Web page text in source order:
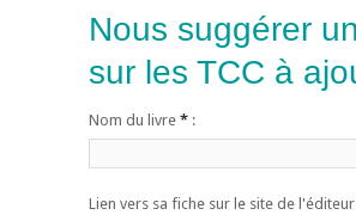
Nous suggérer
sur les TCC à
Nom du livre * :
Lien vers sa fiche sur le site de l'éditeur